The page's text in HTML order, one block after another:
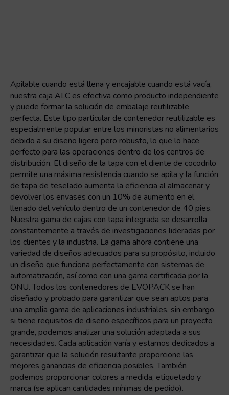
Apilable cuando está llena y encajable cuando está vacía,
nuestra caja ALC es efectiva como producto independiente
y puede formar la solución de embalaje reutilizable
perfecta. Este tipo particular de contenedor reutilizable es
especialmente popular entre los minoristas no alimentarios
debido a su diseño ligero pero robusto, lo que lo hace
perfecto para las operaciones dentro de los centros de
distribución. El diseño de la tapa con el diente de cocodrilo
permite una máxima resistencia cuando se apila y la función
de tapa de teselado aumenta la eficiencia al almacenar y
devolver los envases con un 10% de aumento en el
llenado del vehículo dentro de un contenedor de 40 pies.
Nuestra gama de cajas con tapa integrada se desarrolla
constantemente a través de investigaciones lideradas por
los clientes y la industria. La gama ahora contiene una
variedad de diseños adecuados para su propósito, incluido
un diseño que funciona perfectamente con sistemas de
automatización, así como con una gama certificada por la
ONU. Todos los contenedores de EVOPACK se han
diseñado y probado para garantizar que sean aptos para
una amplia gama de aplicaciones industriales, sin embargo,
si tiene requisitos de diseño específicos para un proyecto
grande, podemos analizar una solución adaptada a sus
necesidades. Cada aplicación varía y estamos dedicados a
garantizar que la solución resultante proporcione las
mejores ganancias de eficiencia posibles. También
podemos proporcionar colores a medida, etiquetado y
marca (se aplican cantidades mínimas de pedido).